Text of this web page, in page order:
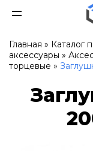
Главная » Каталог
аксессуары »
торцевые »